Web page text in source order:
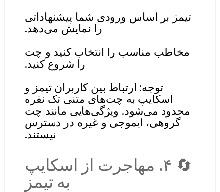
تیمز بر اساس ورودی شما پیشنهاداتی
را نمایش می‌دهد.
مخاطب مناسب را انتخاب کنید و چت
را شروع کنید.
توجه: ارتباط بین کاربران تیمز و
اسکایپ به چت‌های متنی تک نفره
محدود می‌شود. ویژگی‌هایی مانند چت
گروهی، ایموجی و غیره در دسترس
نیستند.
🔄 ۴. مهاجرت از اسکایپ
به تیمز